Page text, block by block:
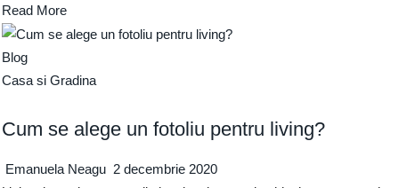
Read More
Blog
Casa si Gradina
Cum se alege un fotoliu pentru living?
Emanuela Neagu 2 decembrie 2020